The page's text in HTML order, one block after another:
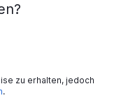
zu erhalten, jedoch
.